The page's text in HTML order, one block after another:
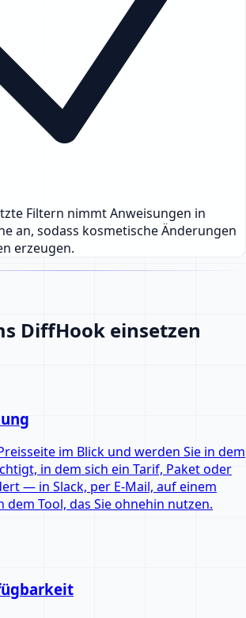
Filtern nimmt Anweisungen in
an, sodass kosmetische Änderungen
erzeugen.
DiffHook einsetzen
im Blick und werden Sie in dem
in dem sich ein Tarif, Paket oder
— in Slack, per E-Mail, auf einem
dem Tool, das Sie ohnehin nutzen.